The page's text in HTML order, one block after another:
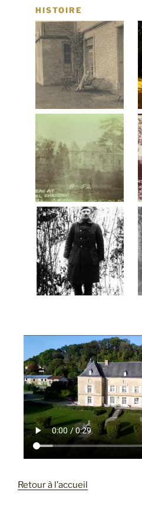
HISTOIRE
Retour à l’accueil